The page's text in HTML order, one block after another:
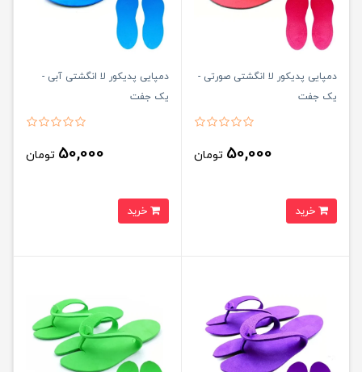
دمپایی پدیکور لا انگشتی صورتی -
یک جفت
50,000 تومان
دمپایی پدیکور لا انگشتی آبی -
یک جفت
50,000 تومان